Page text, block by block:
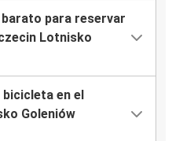
para reservar
Lotnisko
en el
Goleniów